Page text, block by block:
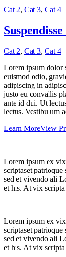
Cat 2, Cat 3, Cat 4
Cat 2, Cat 3, Cat 4
Lorem ipsum dolor
euismod odio,
adipiscing in
justo eu convallis
ante id dui. Ut
lectus. Vestibulum
Learn MoreView
Lorem ipsum ex
scriptaset patrioque
sed et vivendo ali
et his. At vix scripta
Lorem ipsum ex
scriptaset patrioque
sed et vivendo ali
et his. At vix scripta